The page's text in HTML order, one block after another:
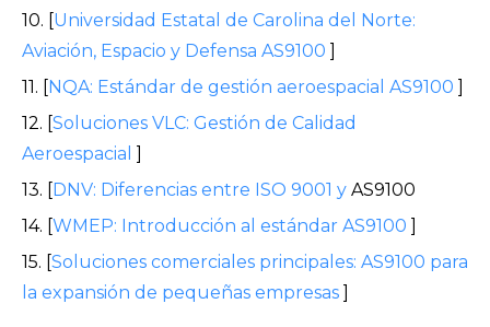
10. [Universidad Estatal de Carolina del Norte:
Aviación, Espacio y Defensa AS9100 ]
11. [NQA: Estándar de gestión aeroespacial AS9100 ]
12. [Soluciones VLC: Gestión de Calidad
Aeroespacial ]
13. [DNV: Diferencias entre ISO 9001 y AS9100
14. [WMEP: Introducción al estándar AS9100 ]
15. [Soluciones comerciales principales: AS9100 para
la expansión de pequeñas empresas ]